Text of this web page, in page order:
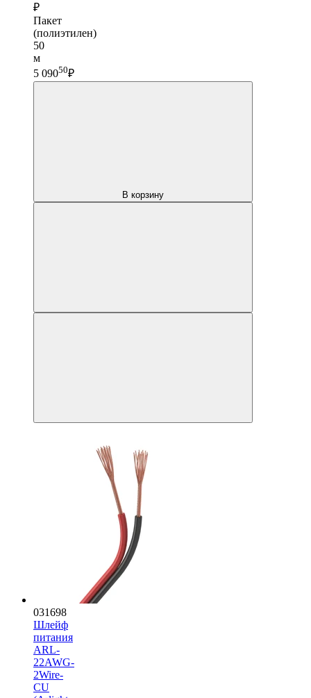
₽
Пакет
(полиэтилен)
50
м
5 09050₽
В корзину
031698
Шлейф
питания
ARL-
22AWG-
2Wire-
CU